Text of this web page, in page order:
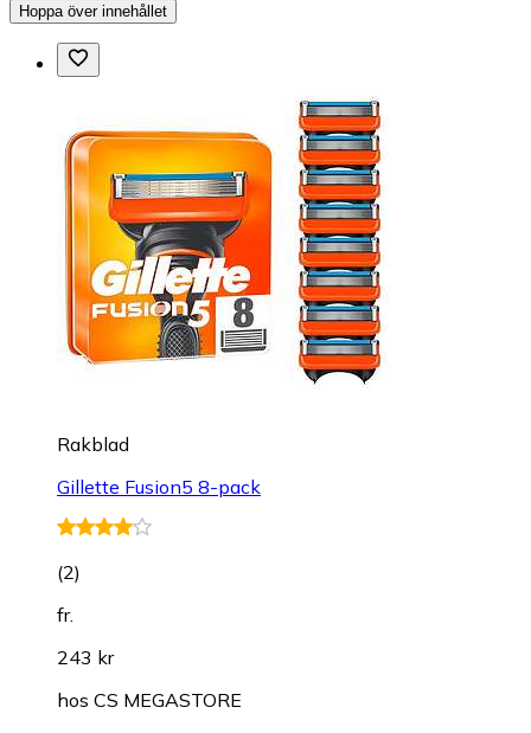
Hoppa över innehållet
Rakblad
Gillette Fusion5 8-pack
(2)
fr.
243 kr
hos CS MEGASTORE